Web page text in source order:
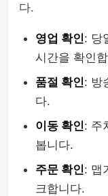
다.
영업 확인: 당
시간을 확인
품절 확인: 방
다.
이동 확인: 주
봅니다.
주문 확인: 맵
크합니다.